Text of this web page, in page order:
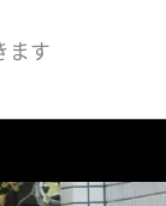
ます